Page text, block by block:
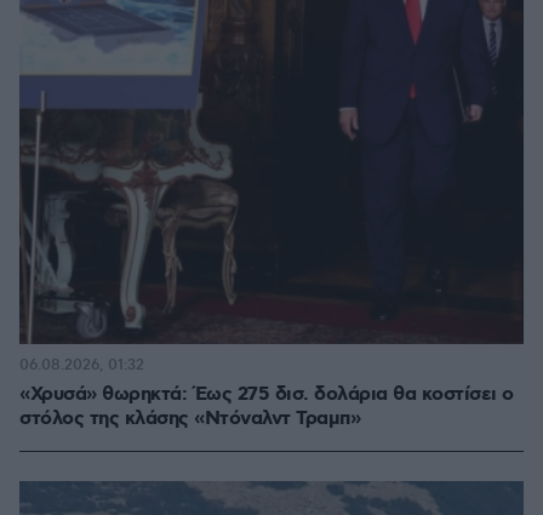
«Χρυσά» θωρηκτά: Έως 275 δισ. δολάρια θα κοστίσει ο
στόλος της κλάσης «Ντόναλντ Τραμπ»
06.08.2026, 01:32